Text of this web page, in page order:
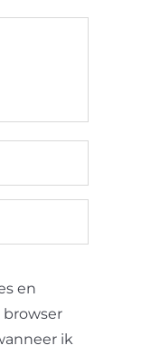
en
browser
ik